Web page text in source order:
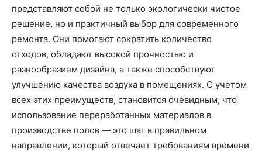
представляют собой не только экологически чистое
решение, но и практичный выбор для современного
ремонта. Они помогают сократить количество
отходов, обладают высокой прочностью и
разнообразием дизайна, а также способствуют
улучшению качества воздуха в помещениях. С учетом
всех этих преимуществ, становится очевидным, что
использование переработанных материалов в
производстве полов — это шаг в правильном
направлении, который отвечает требованиям времени